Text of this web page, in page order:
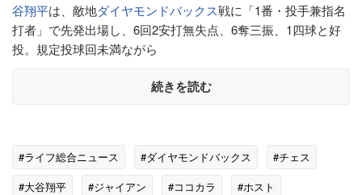
谷翔平は、敵地ダイヤモンドバックス戦に「1番・投手兼指名
打者」で先発出場し、6回2安打無失点、6奪三振、1四球と好
投。規定投球回未満ながら
続きを読む
#ライフ総合ニュース #ダイヤモンドバックス
#チェス
#大谷翔平
#ジャイアン #ココカラ #ホスト